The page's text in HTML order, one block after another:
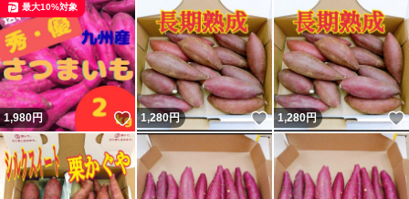
1,980円 いいね！
最大10%対象
1,280円 いいね！
1,280円